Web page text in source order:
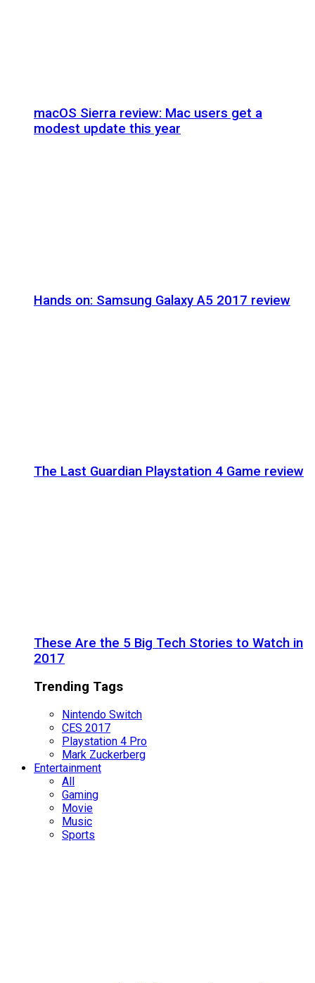
macOS Sierra review: Mac users get a
modest update this year
Hands on: Samsung Galaxy A5 2017 review
The Last Guardian Playstation 4 Game review
These Are the 5 Big Tech Stories to Watch in
2017
Trending Tags
Nintendo Switch
CES 2017
Playstation 4 Pro
Mark Zuckerberg
Entertainment
All
Gaming
Movie
Music
Sports